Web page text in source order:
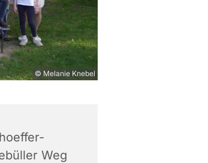
© Melanie Knebel
Weg